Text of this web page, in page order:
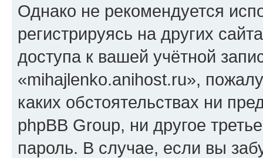
Однако не рекомендуется
регистрируясь на других
доступа к вашей учётной
«mihajlenko.anihost.ru»,
каких обстоятельствах ни
phpBB Group, ни другое
пароль. В случае, если вы